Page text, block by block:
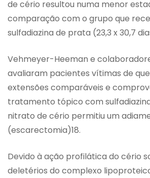
de cério resultou numa menor
comparação com o grupo que
sulfadiazina de prata (23,3 x 30,7
Vehmeyer-Heeman e
avaliaram pacientes vítimas de
extensões comparáveis e
tratamento tópico com
nitrato de cério permitiu um
(escarectomia)18.
Devido à ação profilática do cério
deletérios do complexo